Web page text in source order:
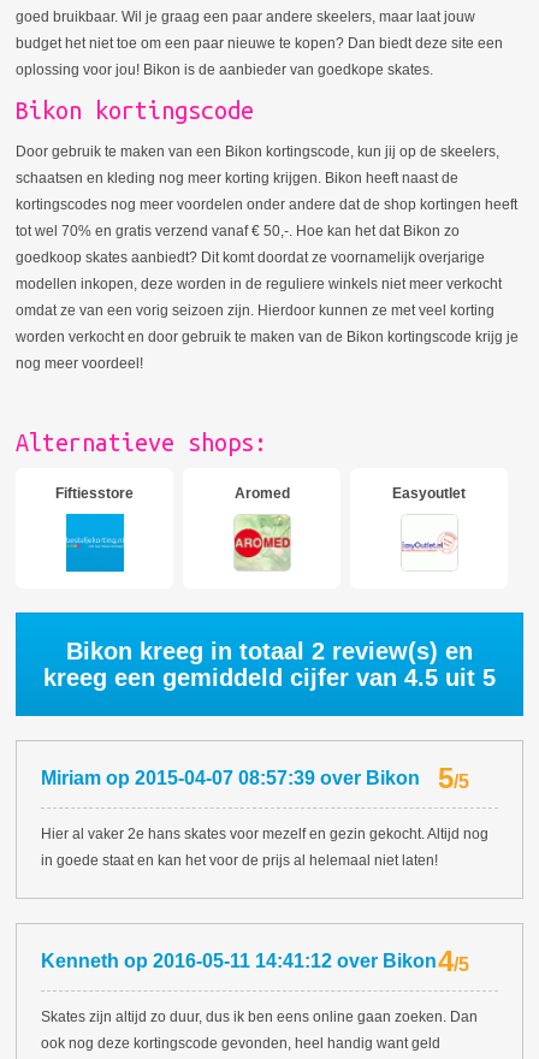
goed bruikbaar. Wil je graag een paar andere skeelers, maar laat jouw
budget het niet toe om een paar nieuwe te kopen? Dan biedt deze site een
oplossing voor jou! Bikon is de aanbieder van goedkope skates.
Bikon kortingscode
Door gebruik te maken van een Bikon kortingscode, kun jij op de skeelers,
schaatsen en kleding nog meer korting krijgen. Bikon heeft naast de
kortingscodes nog meer voordelen onder andere dat de shop kortingen heeft
tot wel 70% en gratis verzend vanaf € 50,-. Hoe kan het dat Bikon zo
goedkoop skates aanbiedt? Dit komt doordat ze voornamelijk overjarige
modellen inkopen, deze worden in de reguliere winkels niet meer verkocht
omdat ze van een vorig seizoen zijn. Hierdoor kunnen ze met veel korting
worden verkocht en door gebruik te maken van de Bikon kortingscode krijg je
nog meer voordeel!
Alternatieve shops:
Fiftiesstore Aromed Easyoutlet
Bikon kreeg in totaal 2review(s) en
kreeg een gemiddeld cijfer van 4.5 uit 5
Miriam op2015-04-07 08:57:39 over Bikon 5/5
Hier al vaker 2e hans skates voor mezelf en gezin gekocht. Altijd nog
in goede staat en kan het voor de prijs al helemaal niet laten!
Kenneth op2016-05-11 14:41:12 over Bikon4/5
Skates zijn altijd zo duur, dus ik ben eens online gaan zoeken. Dan
ook nog deze kortingscode gevonden, heel handig want geld